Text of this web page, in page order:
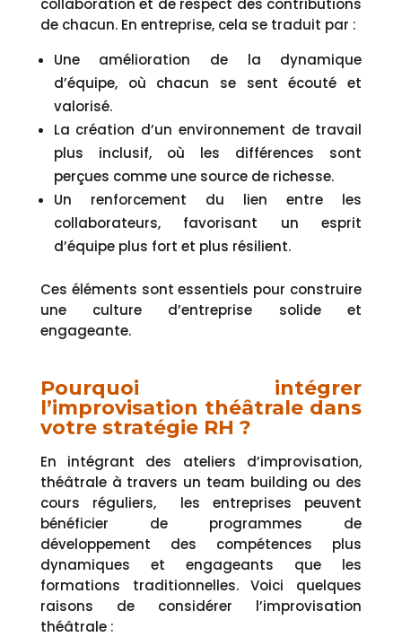
collaboration et de respect des contributions
de chacun. En entreprise, cela se traduit par :
Une amélioration de la dynamique
d’équipe, où chacun se sent écouté et
valorisé.
La création d’un environnement de travail
plus inclusif, où les différences sont
perçues comme une source de richesse.
Un renforcement du lien entre les
collaborateurs, favorisant un esprit
d’équipe plus fort et plus résilient.
Ces éléments sont essentiels pour construire
une culture d’entreprise solide et
engageante.
Pourquoi intégrer
l’improvisation théâtrale dans
votre stratégie RH ?
En intégrant des ateliers d’improvisation,
théâtrale à travers un team building ou des
cours réguliers,
les entreprises peuvent
bénéficier de programmes de
développement des compétences plus
dynamiques et engageants que les
formations traditionnelles. Voici quelques
raisons de considérer l’improvisation
théâtrale :